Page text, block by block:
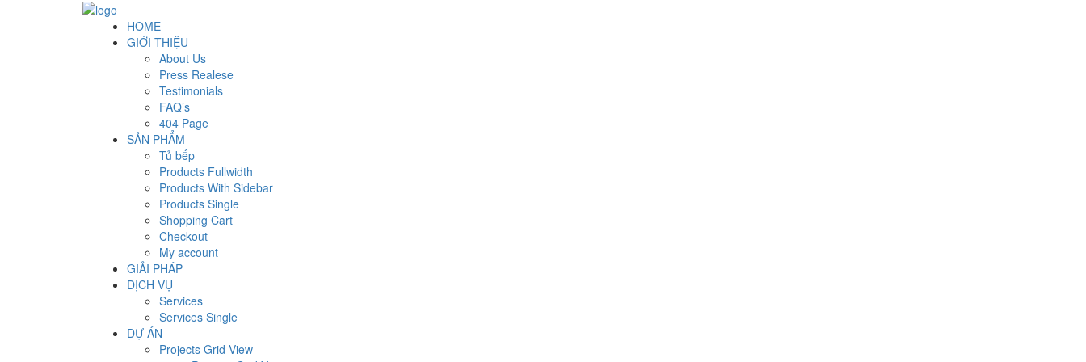
HOME
GIỚI THIỆU
About Us
Press Realese
Testimonials
FAQ’s
404 Page
SẢN PHẨM
Tủ bếp
Products Fullwidth
Products With Sidebar
Products Single
Shopping Cart
Checkout
My account
GIẢI PHÁP
DỊCH VỤ
Services
Services Single
DỰ ÁN
Projects Grid View